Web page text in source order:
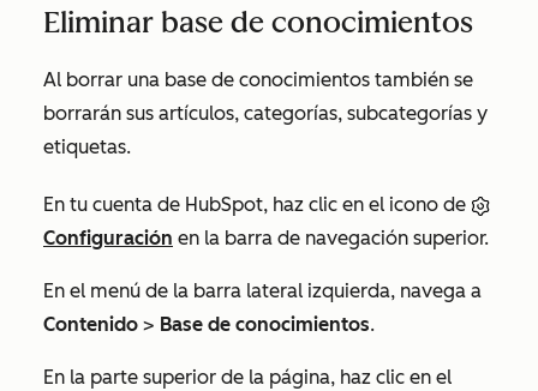
Eliminar base de conocimientos
Al borrar una base de conocimientos también se
borrarán sus artículos, categorías, subcategorías y
etiquetas.
En tu cuenta de HubSpot, haz clic en el icono de
Configuración en la barra de navegación superior.
En el menú de la barra lateral izquierda, navega a
Contenido > Base de conocimientos.
En la parte superior de la página, haz clic en el